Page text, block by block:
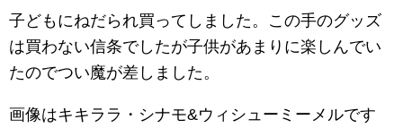
子どもにねだられ買ってしました。この手のグッズ
は買わない信条でしたが子供があまりに楽しんでい
たのでつい魔が差しました。
画像はキキララ・シナモ&ウィシューミーメルです